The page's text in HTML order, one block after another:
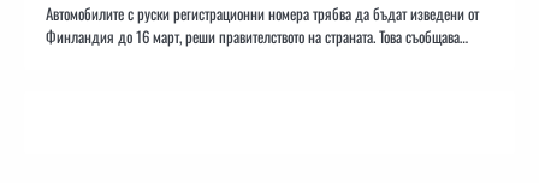
Автомобилите с руски регистрационни номера трябва да бъдат изведени от
Финландия до 16 март, реши правителството на страната. Това съобщава…